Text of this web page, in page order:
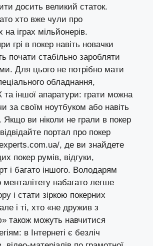
досить великий статок.
хто вже чули про
на іграх мільйонерів.
грі в покер навіть новачки
почати стабільно заробляти
Для цього не потрібно мати
обладнання,
та іншої апаратури: грати можна
за своїм ноутбуком або навіть
ви ніколи не грали в покер
портал про покер
, де ви знайдете
покер румів, відгуки,
і багато іншого. Володарям
менталітету набагато легше
і стати зіркою покерних
і ті, хто «не дружив з
також можуть навчитися
в Інтернеті є безліч